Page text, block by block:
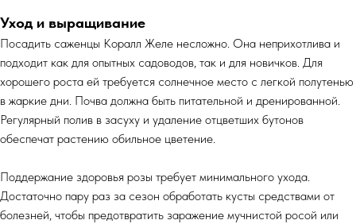
Уход и выращивание
Посадить саженцы Коралл Желе несложно. Она неприхотлива и
подходит как для опытных садоводов, так и для новичков. Для
хорошего роста ей требуется солнечное место с легкой полутенью
в жаркие дни. Почва должна быть питательной и дренированной.
Регулярный полив в засуху и удаление отцветших бутонов
обеспечат растению обильное цветение.
Поддержание здоровья розы требует минимального ухода.
Достаточно пару раз за сезон обработать кусты средствами от
болезней, чтобы предотвратить заражение мучнистой росой или